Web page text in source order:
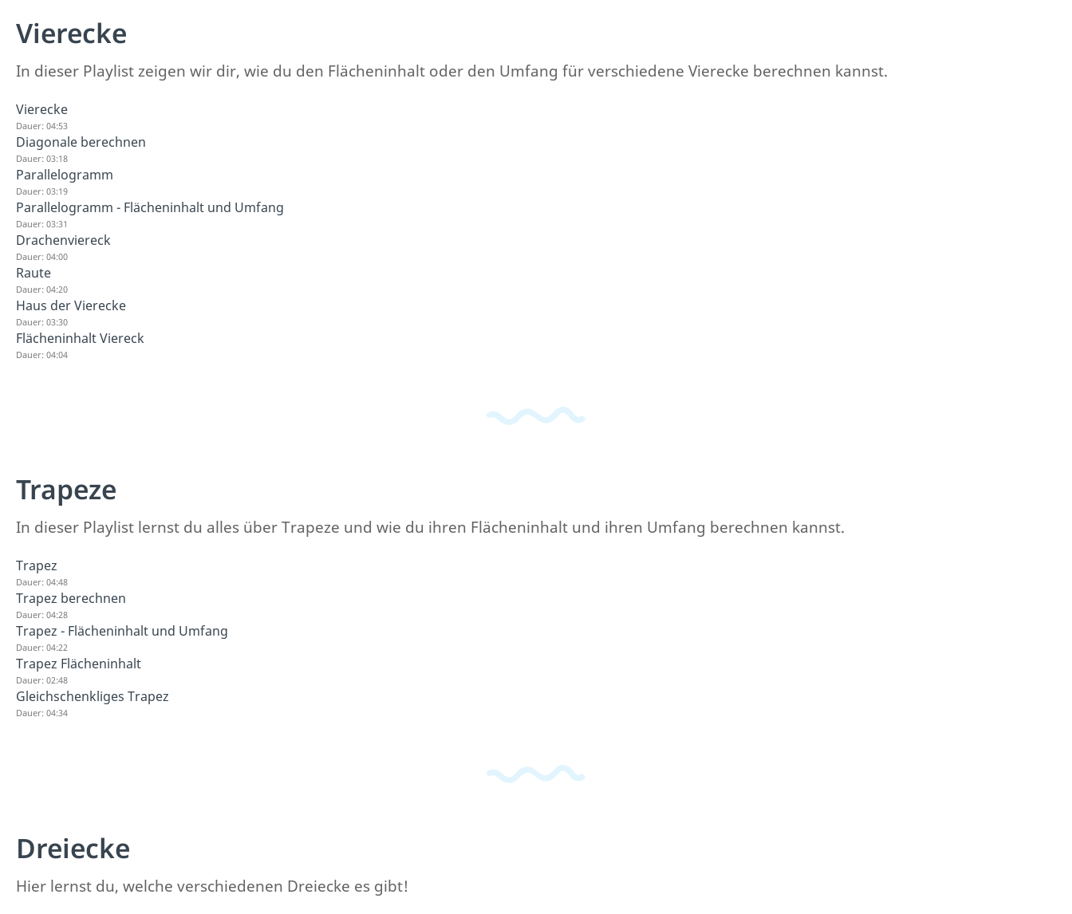
Vierecke
In dieser Playlist zeigen wir dir, wie du den Flächeninhalt oder den Umfang für verschiedene Vierecke berechnen kannst.
Vierecke
Dauer: 04:53
Diagonale berechnen
Dauer: 03:18
Parallelogramm
Dauer: 03:19
Parallelogramm - Flächeninhalt und Umfang
Dauer: 03:31
Drachenviereck
Dauer: 04:00
Raute
Dauer: 04:20
Haus der Vierecke
Dauer: 03:30
Flächeninhalt Viereck
Dauer: 04:04
Trapeze
In dieser Playlist lernst du alles über Trapeze und wie du ihren Flächeninhalt und ihren Umfang berechnen kannst.
Trapez
Dauer: 04:48
Trapez berechnen
Dauer: 04:28
Trapez - Flächeninhalt und Umfang
Dauer: 04:22
Trapez Flächeninhalt
Dauer: 02:48
Gleichschenkliges Trapez
Dauer: 04:34
Dreiecke
Hier lernst du, welche verschiedenen Dreiecke es gibt!